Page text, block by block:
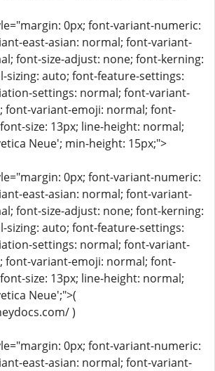
0px; font-variant-numeric:
east-asian: normal; font-variant-
font-size-adjust: none; font-kerning:
sizing: auto; font-feature-settings:
settings: normal; font-variant-
font-variant-emoji: normal; font-
size: 13px; line-height: normal;
Neue'; min-height: 15px;">
0px; font-variant-numeric:
east-asian: normal; font-variant-
font-size-adjust: none; font-kerning:
sizing: auto; font-feature-settings:
settings: normal; font-variant-
font-variant-emoji: normal; font-
size: 13px; line-height: normal;
Neue';">(
)
0px; font-variant-numeric:
east-asian: normal; font-variant-